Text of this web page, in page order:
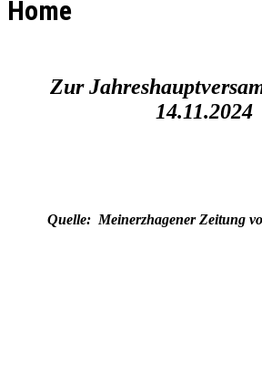
Home
Zur
14.11.2024
Quelle: Meinerzhagener Zeitung